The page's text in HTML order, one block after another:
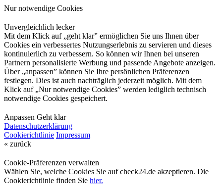
Nur notwendige Cookies
Unvergleichlich lecker
Mit dem Klick auf „geht klar” ermöglichen Sie uns Ihnen über
Cookies ein verbessertes Nutzungserlebnis zu servieren und dieses
kontinuierlich zu verbessern. So können wir Ihnen bei unseren
Partnern personalisierte Werbung und passende Angebote anzeigen.
Über „anpassen” können Sie Ihre persönlichen Präferenzen
festlegen. Dies ist auch nachträglich jederzeit möglich. Mit dem
Klick auf „Nur notwendige Cookies” werden lediglich technisch
notwendige Cookies gespeichert.
Anpassen Geht klar
Datenschutzerklärung
Cookierichtlinie Impressum
« zurück
Cookie-Präferenzen verwalten
Wählen Sie, welche Cookies Sie auf check24.de akzeptieren. Die
Cookierichtlinie finden Sie hier.